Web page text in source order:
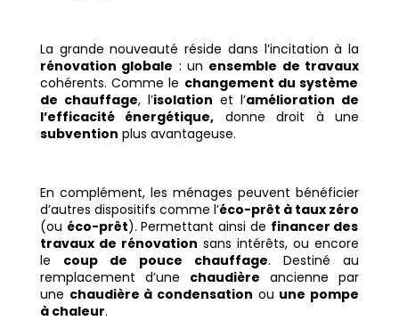
La grande nouveauté réside dans l’incitation à la
rénovation globale : un ensemble de travaux
cohérents. Comme le changement du système
de chauffage, l’isolation et l’amélioration de
l’efficacité énergétique, donne droit à une
subvention plus avantageuse.
En complément, les ménages peuvent bénéficier
d’autres dispositifs comme l’éco-prêt à taux zéro
(ou éco-prêt). Permettant ainsi de financer des
travaux de rénovation sans intérêts, ou encore
le coup de pouce chauffage. Destiné au
remplacement d’une chaudière ancienne par
une chaudière à condensation ou une pompe
à chaleur.